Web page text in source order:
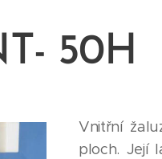
50H
Vnitřní
ploch. Její